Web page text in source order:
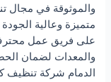
والموثوقة في مجال
متميزة وعالية
على فريق عمل
والمعدات لضمان
الدمام شركة